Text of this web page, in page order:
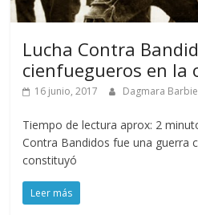
Lucha Contra
cienfuegueros en la
16 junio, 2017 Dagmara
Tiempo de lectura aprox: 2
Contra Bandidos fue una guerra
constituyó
Leer más